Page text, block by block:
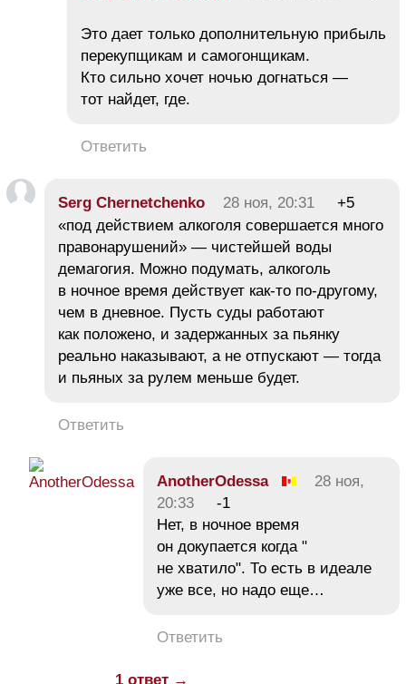
Это дает только дополнительную прибыль
перекупщикам и самогонщикам.
Кто сильно хочет ночью догнаться —
тот найдет, где.
Ответить
Serg Chernetchenko 28 ноя, 20:31
+5
«под действием алкоголя совершается много
правонарушений» — чистейшей воды
демагогия. Можно подумать, алкоголь
в ночное время действует как-то по-другому,
чем в дневное. Пусть суды работают
как положено, и задержанных за пьянку
реально наказывают, а не отпускают — тогда
и пьяных за рулем меньше будет.
Ответить
AnotherOdessa
28 ноя,
20:33
-1
Нет, в ночное время
он докупается когда "
не хватило". То есть в идеале
уже все, но надо еще…
Ответить
1 ответ →